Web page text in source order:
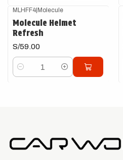
MLHFF4|Molecule
Molecule Helmet
Refresh
S/59.00
Cantidad